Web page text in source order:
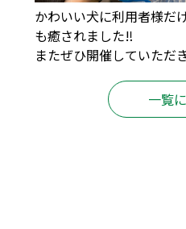
かわいい犬に利用者様だ
も癒されました‼︎
またぜひ開催していた
一覧